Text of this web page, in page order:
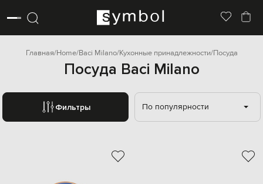
Главная Home Baci Milano Кухонные принадлежности Посуда
Посуда Baci Milano
Фильтры По популярности